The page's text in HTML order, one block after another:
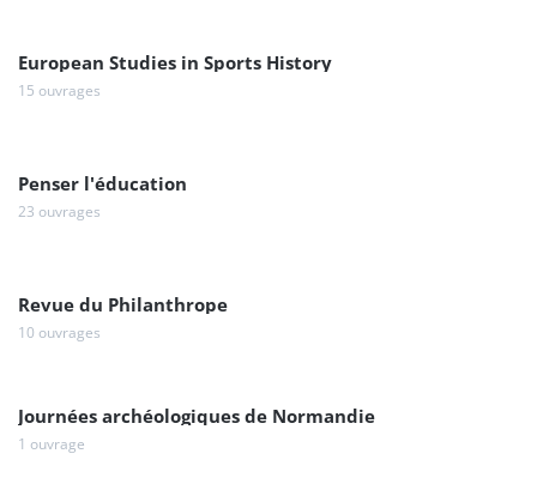
European Studies in Sports History
15 ouvrages
Penser l'éducation
23 ouvrages
Revue du Philanthrope
10 ouvrages
Journées archéologiques de Normandie
1 ouvrage